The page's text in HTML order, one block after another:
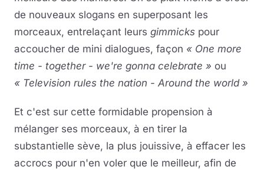
de nouveaux slogans en superposant les
morceaux, entrelaçant leurs gimmicks pour
accoucher de mini dialogues, façon « One more
time - together - we're gonna celebrate » ou
« Television rules the nation - Around the world »
Et c'est sur cette formidable propension à
mélanger ses morceaux, à en tirer la
substantielle sève, la plus jouissive, à effacer les
accrocs pour n'en voler que le meilleur, afin de